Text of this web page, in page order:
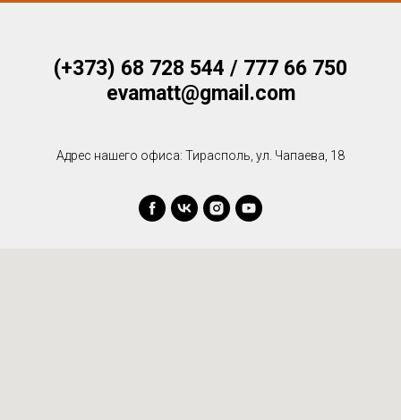
(+373) 68 728 544 / 777 66 750
evamatt@gmail.com
Адрес нашего офиса: Тирасполь, ул. Чапаева, 18